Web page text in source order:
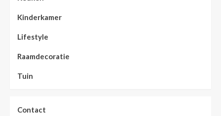
Kinderkamer
Lifestyle
Raamdecoratie
Tuin
Contact